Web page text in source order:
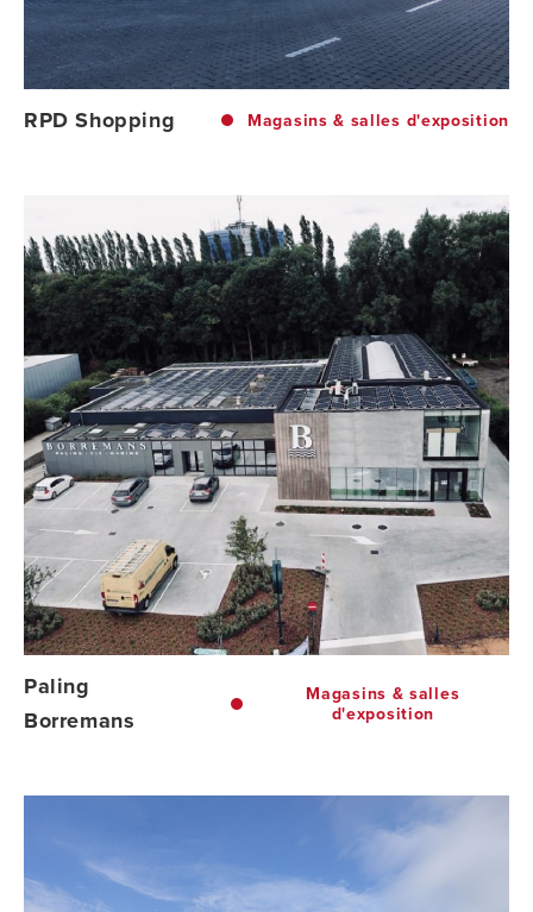
RPD Shopping Magasins & salles d'exposition
Paling
Borremans
Magasins & salles
d'exposition